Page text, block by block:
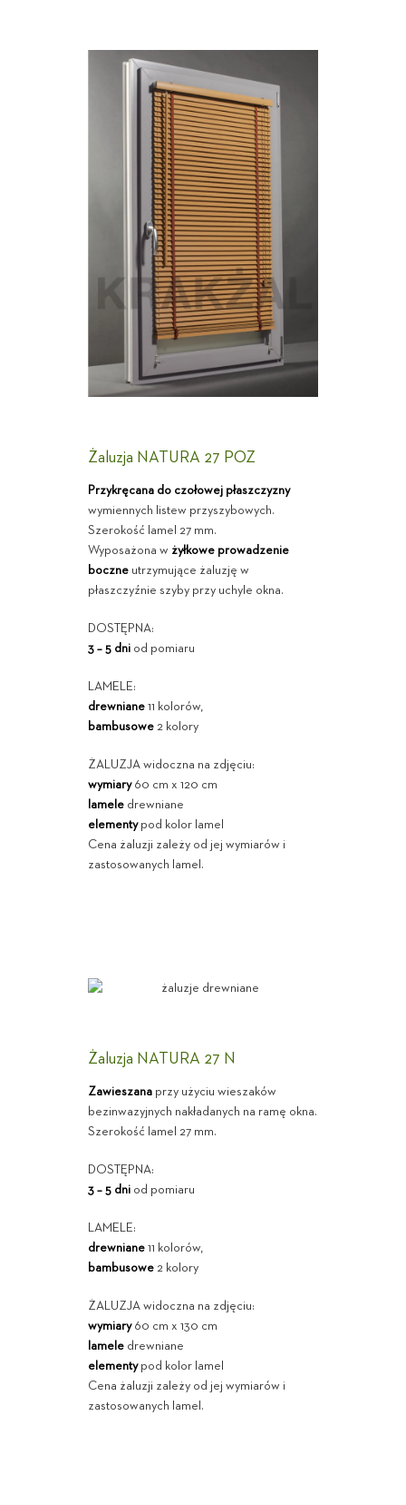
Żaluzja NATURA 27 POZ
Przykręcana do czołowej płaszczyzny
wymiennych listew przyszybowych.
Szerokość lamel 27 mm.
Wyposażona w żyłkowe prowadzenie
boczneutrzymujące żaluzję w
płaszczyźnie szyby przy uchyle okna.
DOSTĘPNA:
3 – 5 dniod pomiaru
LAMELE:
drewniane11 kolorów,
bambusowe2 kolory
ŻALUZJA widoczna na zdjęciu:
wymiary60 cm x 120 cm
lameledrewniane
elementypod kolor lamel
Cena żaluzji zależy od jej wymiarów i
zastosowanych lamel.
Żaluzja NATURA 27 N
Zawieszanaprzy użyciu wieszaków
bezinwazyjnych nakładanych na ramę okna.
Szerokość lamel 27 mm.
DOSTĘPNA:
3 – 5 dniod pomiaru
LAMELE:
drewniane11 kolorów,
bambusowe2 kolory
ŻALUZJA widoczna na zdjęciu:
wymiary60 cm x 130 cm
lameledrewniane
elementypod kolor lamel
Cena żaluzji zależy od jej wymiarów i
zastosowanych lamel.